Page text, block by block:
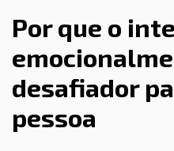
Por que o
desafiador
pessoa